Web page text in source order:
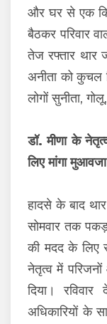
और घर से एक
बैठकर परिवार
तेज रफ्तार थार
अनीता को कुचल
लोगों सुनीता,
डॉ. मीणा के
लिए मांगा मुआवजा
हादसे के बाद
सोमवार तक
की मदद के लिए
नेतृत्व में
दिया।
अधिकारियों के